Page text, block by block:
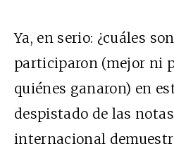
Ya, en serio: ¿cuáles
participaron (mejor ni
quiénes ganaron) en
despistado de las
internacional